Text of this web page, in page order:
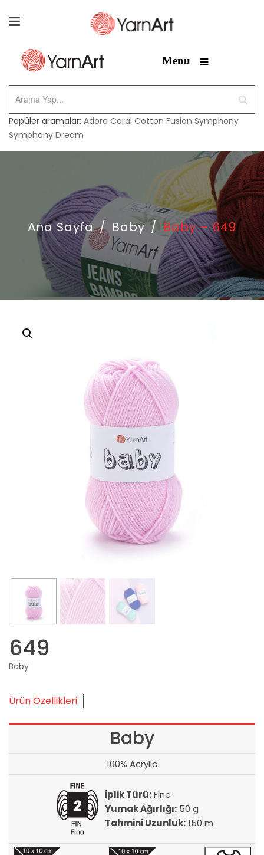
Menu ≡
Popüler aramalar: Adore Coral Cotton Fusion Symphony
Symphony Dream
Ana Sayfa / Baby / Baby – 649
649
Baby
Ürün Özellikleri
Baby
100% Acrylic
İplik Türü:Fine
Yumak Ağırlığı: 50 g
Tahmini Uzunluk:150 m